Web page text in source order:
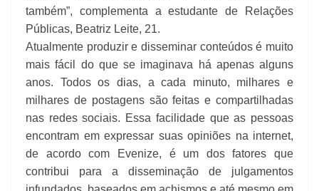
também”, complementa a estudante de Relações
Públicas, Beatriz Leite, 21.
Atualmente produzir e disseminar conteúdos é muito
mais fácil do que se imaginava há apenas alguns
anos. Todos os dias, a cada minuto, milhares e
milhares de postagens são feitas e compartilhadas
nas redes sociais. Essa facilidade que as pessoas
encontram em expressar suas opiniões na internet,
de acordo com Evenize, é um dos fatores que
contribui para a disseminação de julgamentos